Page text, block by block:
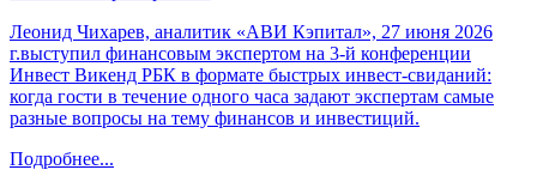
Леонид Чихарев, аналитик «АВИ Кэпитал», 27 июня 2026
г.выступил финансовым экспертом на 3-й конференции
Инвест Викенд РБК в формате быстрых инвест-свиданий:
когда гости в течение одного часа задают экспертам самые
разные вопросы на тему финансов и инвестиций.
Подробнее...